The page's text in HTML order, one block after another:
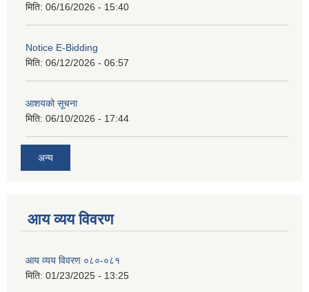
मिति: 06/16/2026 - 15:40
Notice E-Bidding
मिति: 06/12/2026 - 06:57
आशयको सूचना
मिति: 06/10/2026 - 17:44
अन्य
आय व्यय विवरण
आय व्यय विवरण ०८०-०८१
मिति: 01/23/2025 - 13:25